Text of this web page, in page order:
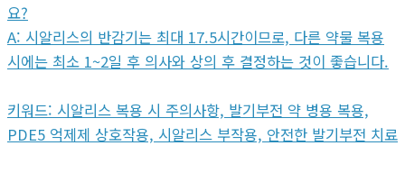
요?
A: 시알리스의 반감기는 최대 17.5시간이므로, 다른 약물 복용
시에는 최소 1~2일 후 의사와 상의 후 결정하는 것이 좋습니다.
키워드: 시알리스 복용 시 주의사항, 발기부전 약 병용 복용,
PDE5 억제제 상호작용, 시알리스 부작용, 안전한 발기부전 치료